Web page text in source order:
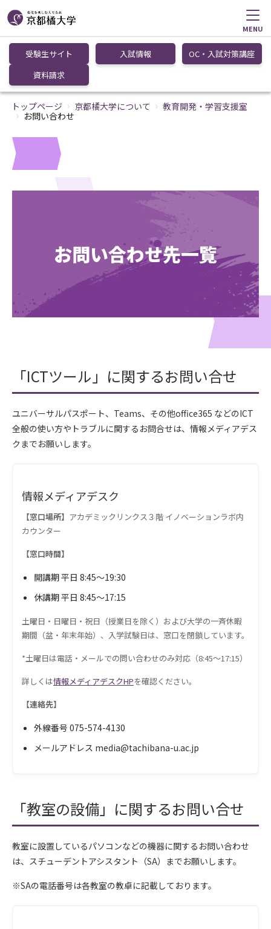
MENU
受験生サイト 入試情報
OC・入試対策講座
資料請求
トップページ 京都橘大学について
教育開発・学習支援室
お問い合わせ
お問い合わせ先一覧
「ICTツール」に関するお問い合せ
ユニバーサルパスポート、Teams、その他office365 などのICT
全般の使い方やトラブルに関するお問合せは、情報メディアデス
クまでお願いします。
情報メディアデスク
【窓口場所】 アカデミックリンクス３階 イノベーションラボ内
カウンター
【窓口時間】
開講期 平日 8:45～19:30
休講期 平日 8:45～17:15
土曜日・日曜日・祝日（授業日を除く）および大学の一斉休暇
期間（盆・年末年始）、入学試験日は、窓口を閉鎖しています。
*土曜日は電話・メールでの問い合わせのみ対応（8:45～17:15）
詳しくは情報メディアデスクHPを確認ください。
【連絡先】
外線番号 075-574-4130
メールアドレス media@tachibana-u.ac.jp
「教室の設備」に関するお問い合せ
教室に設置しているパソコンなどの機器に関するお問い合わせ
は、スチューデントアシスタント（SA）までお願いします。
※SAの電話番号は各教室の教卓に記載しております。